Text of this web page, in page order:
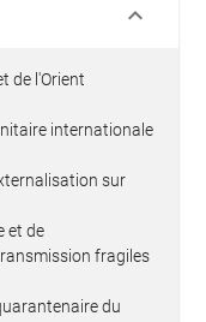
keyboard_arrow_down
de l'Orient
internationale
sur
et de
fragiles
du